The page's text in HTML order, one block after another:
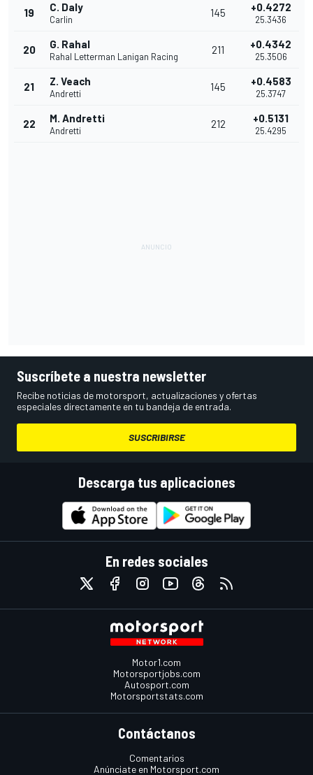
19 C. Daly
Carlin
145 +0.4272
25.3436
20 G. Rahal
Rahal Letterman Lanigan Racing
211 +0.4342
25.3506
21 Z. Veach
Andretti
145 +0.4583
25.3747
22 M. Andretti
Andretti
212 +0.5131
25.4295
Suscríbete a nuestra newsletter
Recibe noticias de motorsport, actualizaciones y ofertas
especiales directamente en tu bandeja de entrada.
SUSCRIBIRSE
Descarga tus aplicaciones
En redes sociales
Motor1.com
Motorsportjobs.com
Autosport.com
Motorsportstats.com
Contáctanos
Comentarios
Anúnciate en Motorsport.com